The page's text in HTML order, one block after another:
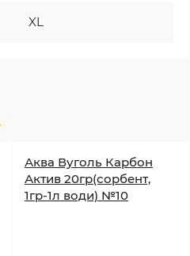
XL
Аква Вуголь Карбон
Актив 20гр(сорбент,
1гр-1л води) №10